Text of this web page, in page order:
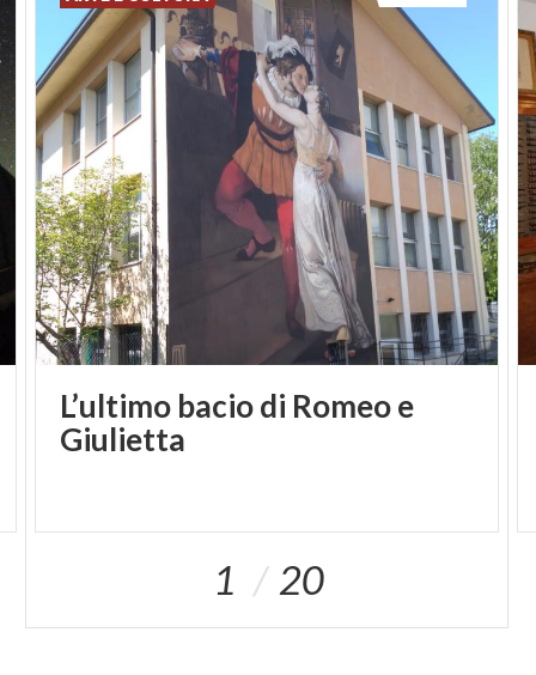
L’ultimo bacio di Romeo e
Giulietta
1 20